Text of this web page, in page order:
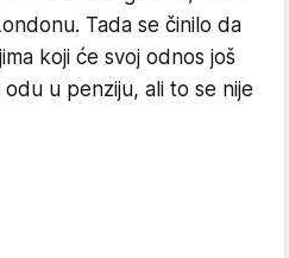
Tada se činilo da
koji će svoj odnos još
u penziju, ali to se nije